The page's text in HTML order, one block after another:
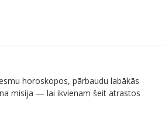
horoskopos, pārbaudu labākās
misija — lai ikvienam šeit atrastos